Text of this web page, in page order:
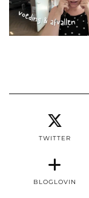
TWITTER
BLOGLOVIN